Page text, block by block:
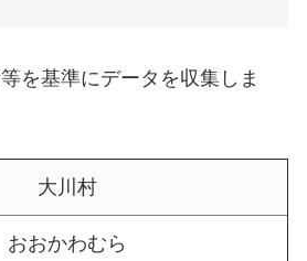
を基準にデータを収集しま
大川村
おおかわむら